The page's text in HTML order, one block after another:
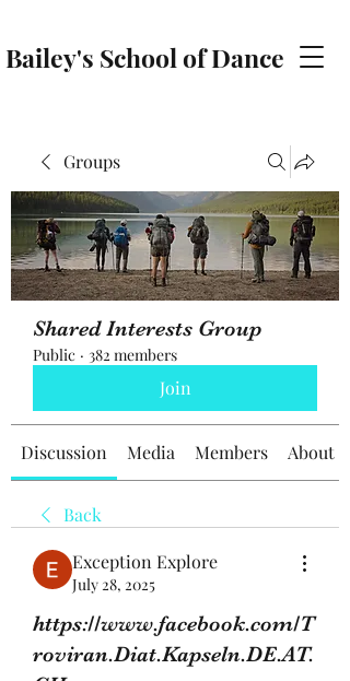
Bailey's School of Dance
Groups
Shared Interests Group
Public · 382 members
Join
Discussion Media Members About
Back
Exception Explore
July 28, 2025
https://www.facebook.com/T
roviran.Diat.Kapseln.DE.AT.